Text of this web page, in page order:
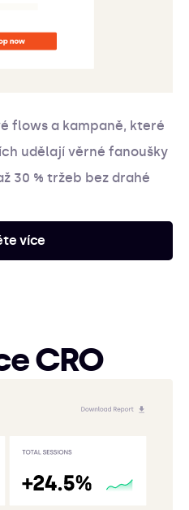
flows a kampaně, které
udělají věrné fanoušky
30 % tržeb bez drahé
více
CRO